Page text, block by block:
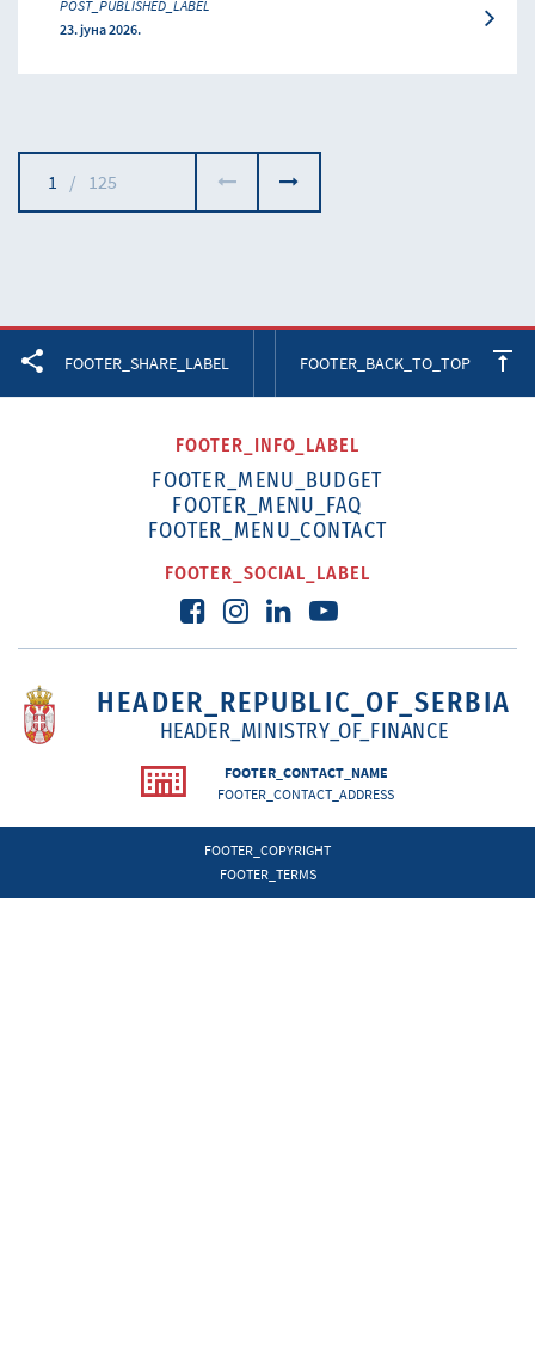
POST_PUBLISHED_LABEL
23. јуна 2026.
1 / 125
FOOTER_SHARE_LABEL FOOTER_BACK_TO_TOP
FOOTER_INFO_LABEL
FOOTER_MENU_BUDGET
FOOTER_MENU_FAQ
FOOTER_MENU_CONTACT
FOOTER_SOCIAL_LABEL
HEADER_REPUBLIC_OF_SERBIA
HEADER_MINISTRY_OF_FINANCE
FOOTER_CONTACT_NAME
FOOTER_CONTACT_ADDRESS
FOOTER_COPYRIGHT
FOOTER_TERMS